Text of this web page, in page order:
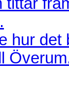
hur det